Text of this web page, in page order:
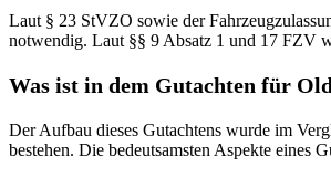
Laut § 23 StVZO sowie der
notwendig. Laut §§ 9 Absatz 1 und 17 FZV
Was ist in dem Gutachten für
Der Aufbau dieses Gutachtens wurde im
bestehen. Die bedeutsamsten Aspekte eines